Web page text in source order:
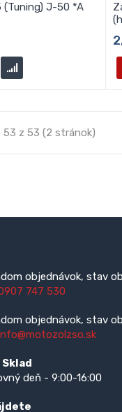
(Tuning) J-50 *A
53 z 53 (2 stránok)
objednávok, stav
747 530
objednávok, stav
deň - 9:00-16:00